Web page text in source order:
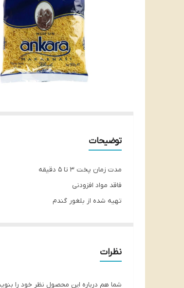
توضیحات
مدت زمان پخت 3 تا 5 دقیقه
فاقد مواد افزودنی
تهیه شده از بلغور گندم
تاریخ انقضا:2026/4
نظرات
شما هم درباره این محصول نظر خود را